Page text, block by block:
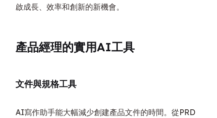
啟成長、效率和創新的新機會。
產品經理的實用AI工具
文件與規格工具
AI寫作助手能大幅減少創建產品文件的時間。從PRD